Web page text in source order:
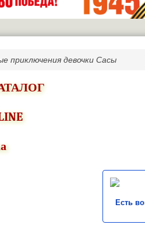
приключения девочки Сасы
Есть